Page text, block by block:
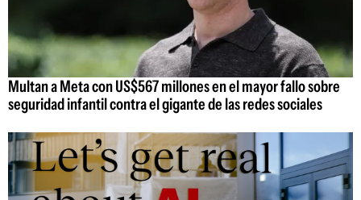
Multan a Meta con US$567 millones en el mayor fallo sobre
seguridad infantil contra el gigante de las redes sociales